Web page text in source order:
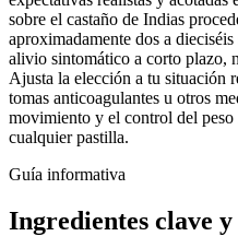
sobre el castaño de Indias
aproximadamente dos a
alivio sintomático a corto plazo,
Ajusta la elección a tu situación
tomas anticoagulantes u otros
movimiento y el control del peso
cualquier pastilla.
Guía informativa
Ingredientes clave